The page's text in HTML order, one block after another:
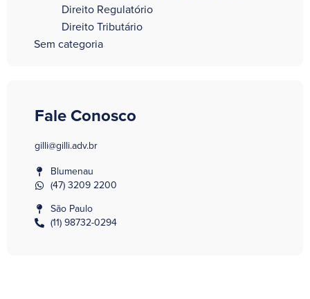
Direito Regulatório
Direito Tributário
Sem categoria
Fale Conosco
gilli@gilli.adv.br
Blumenau
(47) 3209 2200
São Paulo
(11) 98732-0294